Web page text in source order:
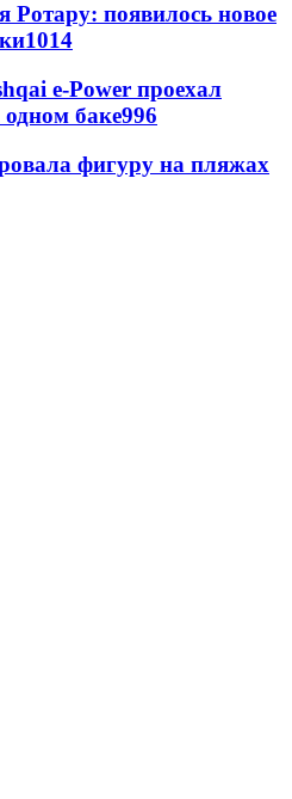
появилось новое
1014
e-Power проехал
баке996
фигуру на пляжах